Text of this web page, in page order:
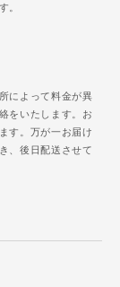
。
によって料金が異
をいたします。お
す。万が一お届け
、後日配送させて